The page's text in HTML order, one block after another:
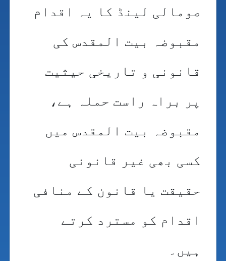
صومالی لینڈ کا یہ اقدام
مقبوضہ بیت المقدس کی
قانونی و تاریخی حیثیت
پر براہ راست حملہ ہے،
مقبوضہ بیت المقدس میں
کسی بھی غیر قانونی
حقیقت یا قانون کے منافی
اقدام کو مسترد کرتے
ہیں۔